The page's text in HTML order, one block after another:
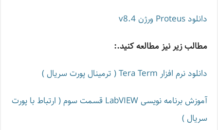
دانلود Proteus ورژن v8.4
مطالب زیر نیز مطالعه کنید.:
دانلود نرم افزار Tera Term ( ترمینال پورت سریال )
آموزش برنامه نویسی LabVIEW قسمت سوم ( ارتباط با پورت
سریال )